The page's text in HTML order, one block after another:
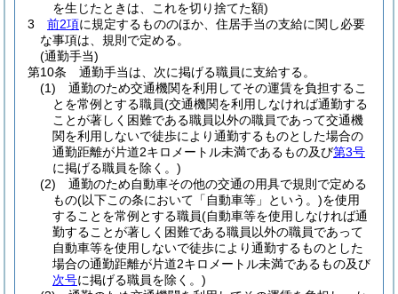
を生じたときは、これを切り捨てた額)
3
前2項に規定するもののほか、住居手当の支給に関し必要
な事項は、規則で定める。
(通勤手当)
第10条
通勤手当は、次に掲げる職員に支給する。
(1)
通勤のため交通機関を利用してその運賃を負担するこ
とを常例とする職員(交通機関を利用しなければ通勤する
ことが著しく困難である職員以外の職員であって交通機
関を利用しないで徒歩により通勤するものとした場合の
通勤距離が片道2キロメートル未満であるもの及び第3号
に掲げる職員を除く。)
(2)
通勤のため自動車その他の交通の用具で規則で定める
もの(以下この条において「自動車等」という。)を使用
することを常例とする職員(自動車等を使用しなければ通
勤することが著しく困難である職員以外の職員であって
自動車等を使用しないで徒歩により通勤するものとした
場合の通勤距離が片道2キロメートル未満であるもの及び
次号に掲げる職員を除く。)